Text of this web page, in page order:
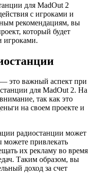
для MadOut 2
с игроками и
рекомендациям, вы
который будет
игроками.
это важный аспект при
для MadOut 2. На
так как это
на своем проекте и
радиостанции может
привлекать
их рекламу во время
Таким образом, вы
доход за счет